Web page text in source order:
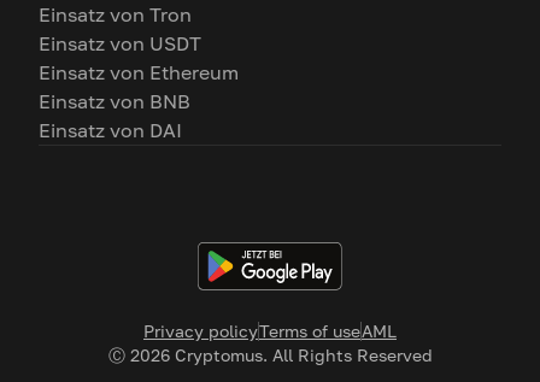
Privacy policyTerms of useAML
Ⓒ 2026Cryptomus. All Rights Reserved
Einsatz von Tron
Einsatz von USDT
Einsatz von Ethereum
Einsatz von BNB
Einsatz von DAI